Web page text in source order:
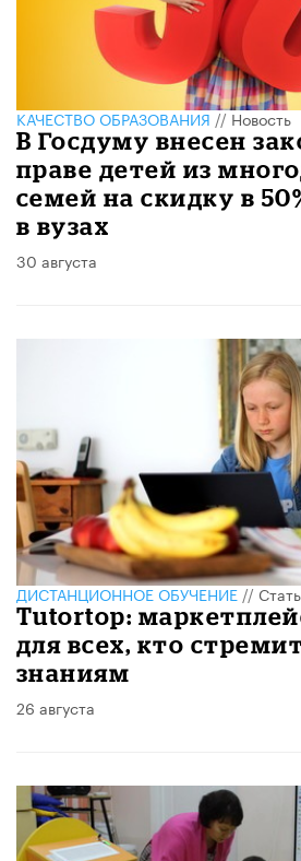
КАЧЕСТВО ОБРАЗОВАНИЯ//Новость
В Госдуму внесен
праве детей из
семей на скидку в
в вузах
30 августа
ДИСТАНЦИОННОЕ ОБУЧЕНИЕ//
Tutortop:
для всех, кто
знаниям
26 августа